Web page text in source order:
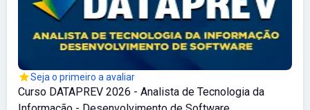
Seja o primeiro a avaliar
Curso DATAPREV 2026 - Analista de Tecnologia da